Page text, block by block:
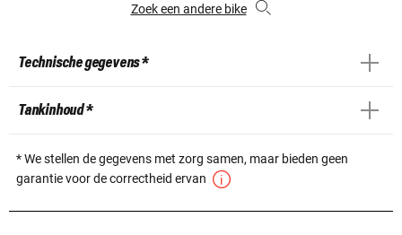
Zoek een andere bike
Technische gegevens *
Tankinhoud *
* We stellen de gegevens met zorg samen, maar bieden geen
garantie voor de correctheid ervan